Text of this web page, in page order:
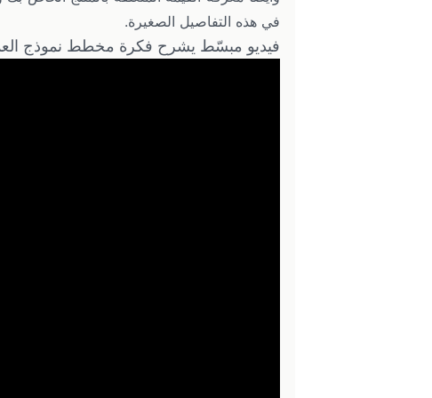
في هذه التفاصيل الصغيرة.
فيديو مبسّط يشرح فكرة مخطط نموذج